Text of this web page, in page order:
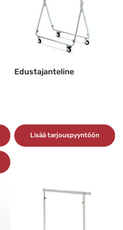
Edustajanteline
Lisää tarjouspyyntöön